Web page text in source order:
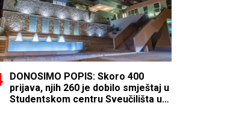
DONOSIMO POPIS: Skoro 400
prijava, njih 260 je dobilo smještaj u
Studentskom centru Sveučilišta u